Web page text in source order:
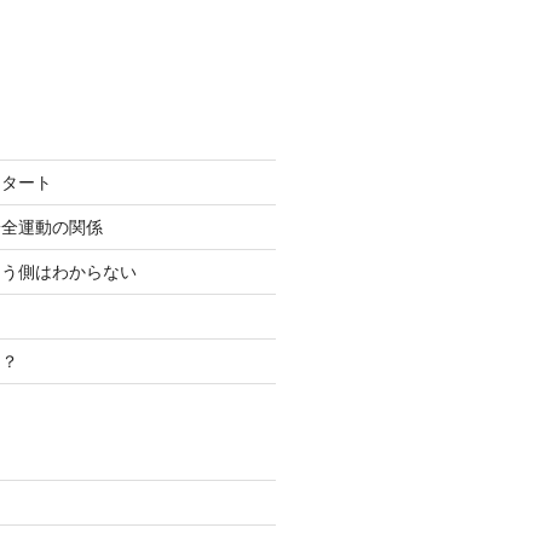
ート
運動の関係
側はわからない